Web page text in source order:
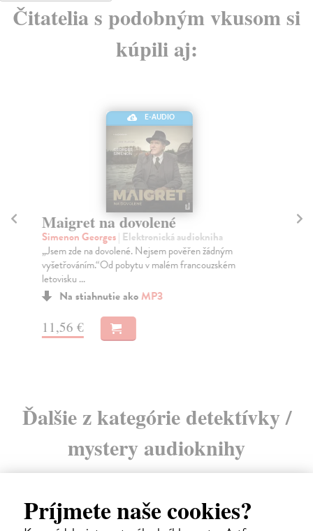
Príjmete naše cookies?
Čitatelia s podobným vkusom si
kúpili aj:
E-AUDIO
Maigret na dovolené
Simenon Georges| Elektronická audiokniha
„Jsem zde na dovolené. Nejsem pověřen žádným
vyšetřováním.“Od pobytu v malém francouzském
letovisku ...
Na stiahnutie akoMP3
11,56 €
Ďalšie z kategórie detektívky /
mystery audioknihy